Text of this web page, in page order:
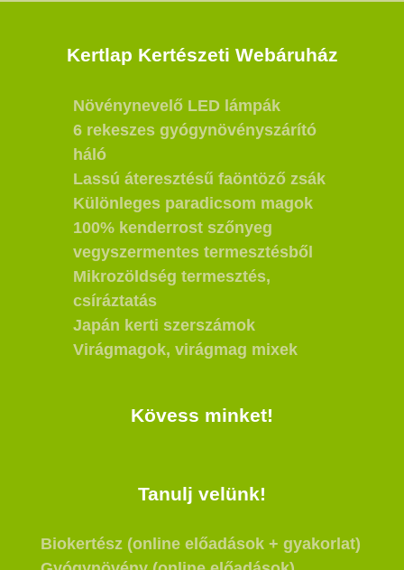
Kertlap Kertészeti Webáruház
Növénynevelő LED lámpák
6 rekeszes gyógynövényszárító
háló
Lassú áteresztésű faöntöző zsák
Különleges paradicsom magok
100% kenderrost szőnyeg
vegyszermentes termesztésből
Mikrozöldség termesztés,
csíráztatás
Japán kerti szerszámok
Virágmagok, virágmag mixek
Kövess minket!
Tanulj velünk!
Biokertész (online előadások + gyakorlat)